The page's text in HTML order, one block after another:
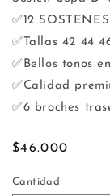
✅12
✅Tallas 42 44
✅Bellos tonos
✅Calidad
✅6 broches
Precio
$46.000
Cantidad